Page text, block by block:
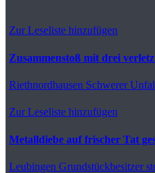
Zur Leseliste hinzufügen
Zusammenstoß mit drei
Riethnordhausen Schwerer
Zur Leseliste hinzufügen
Metalldiebe auf frischer Tat
Leubingen Grundstückbesitzer